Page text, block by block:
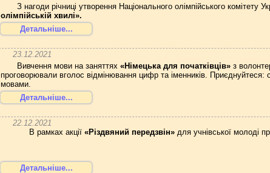
З нагоди річниці утворення Національного олімпійського комітету
олімпійській хвилі».
Детальніше...
23.12.2021
Вивчення мови на заняттях «Німецька для початківців»з
проговорювали вголос відмінювання цифр та іменників.
мовами.
Детальніше...
22.12.2021
В рамках акції «Різдвяний передзвін» для учнівської молоді
Детальніше...